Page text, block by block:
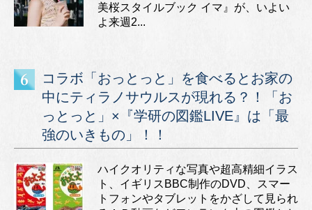
美桜スタイルブック イマ』が、いよい
よ来週2...
コラボ「おっとっと」を食べるとお家の
中にティラノサウルスが現れる？！「お
っとっと」×『学研の図鑑LIVE』は「最
強のいきもの」！！
ハイクオリティな写真や超高精細イラス
ト、イギリスBBC制作のDVD、スマー
トフォンやタブレットをかざして見られ